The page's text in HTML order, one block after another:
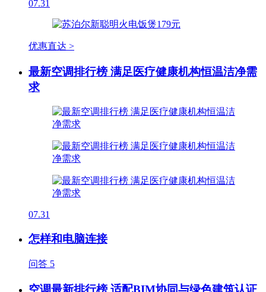
07.31
优惠直达 >
最新空调排行榜 满足医疗健康机构恒温洁净需
求
07.31
怎样和电脑连接
问答 5
空调最新排行榜 适配BIM协同与绿色建筑认证